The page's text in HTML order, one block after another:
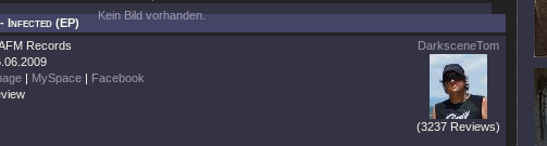
Kein Bild vorhanden.
Infected (EP)
Records
| MySpace | Facebook
DarksceneTom
(3237 Reviews)